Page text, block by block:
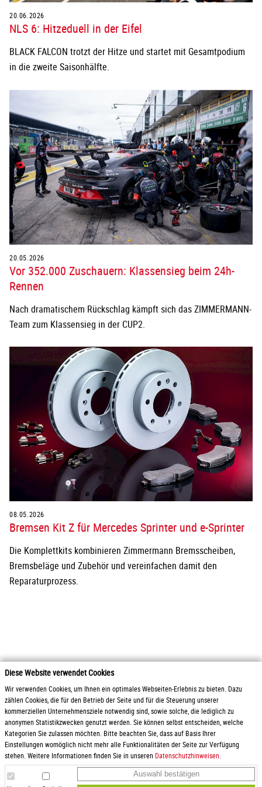
Diese Website verwendet Cookies
Wir verwenden Cookies, um Ihnen ein optimales Webseiten-Erlebnis zu bieten. Dazu
zählen Cookies, die für den Betrieb der Seite und für die Steuerung unserer
kommerziellen Unternehmensziele notwendig sind, sowie solche, die lediglich zu
anonymen Statistikzwecken genutzt werden. Sie können selbst entscheiden, welche
Kategorien Sie zulassen möchten. Bitte beachten Sie, dass auf Basis Ihrer
Einstellungen womöglich nicht mehr alle Funktionalitäten der Seite zur Verfügung
stehen. Weitere Informationen finden Sie in unseren Datenschutzhinweisen
Auswahl bestätigen
20.06.2026
NLS 6: Hitzeduell in der Eifel
BLACK FALCON trotzt der Hitze und startet mit Gesamtpodium
in die zweite Saisonhälfte.
20.05.2026
Vor 352.000 Zuschauern: Klassensieg beim 24h-
Rennen
Nach dramatischem Rückschlag kämpft sich das ZIMMERMANN-
Team zum Klassensieg in der CUP2.
08.05.2026
Bremsen Kit Z für Mercedes Sprinter und e-Sprinter
Die Komplettkits kombinieren Zimmermann Bremsscheiben,
Bremsbeläge und Zubehör und vereinfachen damit den
Reparaturprozess.
2026 Otto Zimmermann Maschinen- und Apparatebau GmbH
Produkte
Service
Downloads
Karriere
Anfrage
AGB / Liefer- und
Zahlungsbedingungen
Gewinnspielrichtlinien
Datenschutz
Impressum
Hinweisgeberschutz